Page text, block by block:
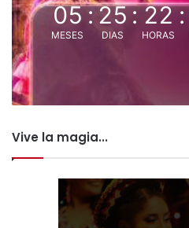
05
MESES
:25
DIAS
:22
HORAS
:
Vive la magia...